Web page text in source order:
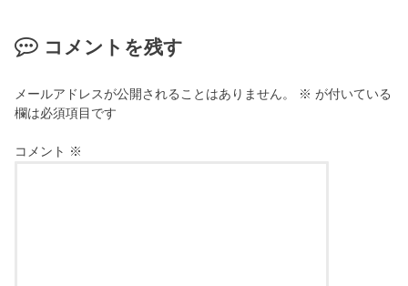
コメントを残す
メールアドレスが公開されることはありません。 ※ が付いている
欄は必須項目です
コメント ※